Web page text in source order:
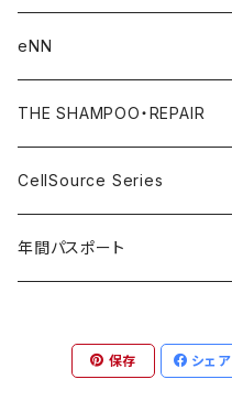
オイル
ジェル
スプレー
バーム
ヘアオイル
eNN
トーンアップクリーム
パーマスタイリングジェル
ニュアンスキープスプレー
THE SHAMPOO・REPAIR
rich
natural
CellSource Series
シャンプー
年間パスポート
保存 シェア